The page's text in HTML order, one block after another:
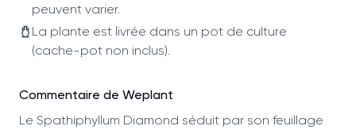
peuvent varier.
La plante est livrée dans un pot de culture
(cache-pot non inclus).
Commentaire de Weplant
Le Spathiphyllum Diamond séduit par son feuillage